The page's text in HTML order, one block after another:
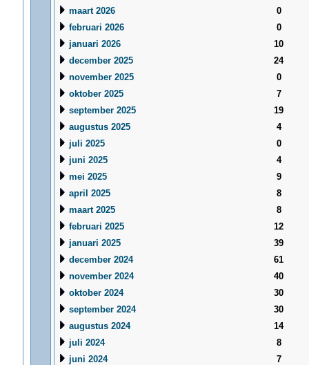
maart 2026
0
februari 2026
0
januari 2026
10
december 2025
24
november 2025
0
oktober 2025
7
september 2025
19
augustus 2025
4
juli 2025
0
juni 2025
4
mei 2025
9
april 2025
8
maart 2025
8
februari 2025
12
januari 2025
39
december 2024
61
november 2024
40
oktober 2024
30
september 2024
30
augustus 2024
14
juli 2024
8
juni 2024
7